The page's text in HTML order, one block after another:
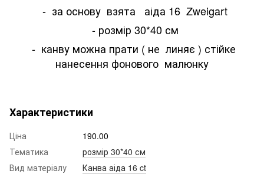
- за основу взята аіда 16 Zweigart
- розмір 30*40 см
- канву можна прати ( не линяє ) стійке
нанесення фонового малюнку
Характеристики
Ціна
190.00
Тематика
розмір 30*40 см
Вид матеріалу
Канва аіда 16 ct